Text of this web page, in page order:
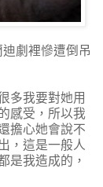
劇裡慘遭倒吊
多我要對她用
感受，所以我
擔心她會說不
，這是一般人
是我造成的，